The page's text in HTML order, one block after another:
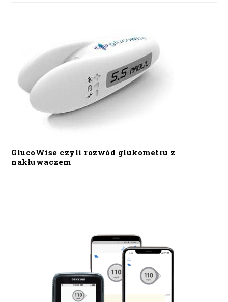
GlucoWise czyli rozwód glukometru z
nakłuwaczem